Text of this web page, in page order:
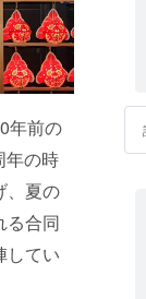
年前の
年の時
、夏の
る合同
してい